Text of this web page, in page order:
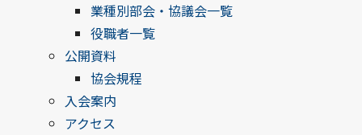
業種別部会・協議会一覧
役職者一覧
公開資料
協会規程
入会案内
アクセス